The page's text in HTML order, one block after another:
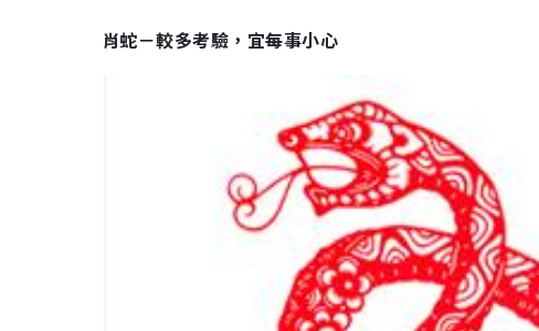
肖蛇－較多考驗，宜每事小心